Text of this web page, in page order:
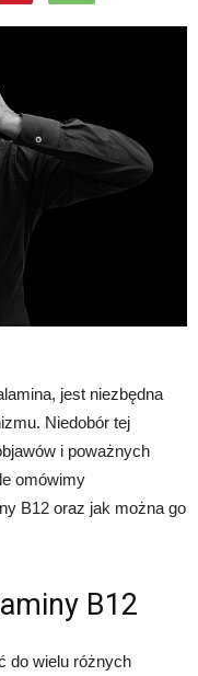
jest niezbędna
Niedobór tej
i poważnych
omówimy
B12 oraz jak można go
B12
do wielu różnych